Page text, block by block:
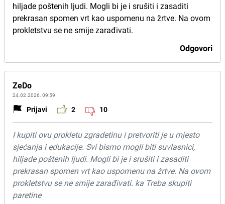
hiljade poštenih ljudi. Mogli bi je i srušiti i zasaditi
prekrasan spomen vrt kao uspomenu na žrtve. Na ovom
prokletstvu se ne smije zarađivati.
Odgovori
ZeDo
24.02.2026. 09:59
Prijavi 2 10
I kupiti ovu prokletu zgradetinu i pretvoriti je u mjesto
sjećanja i edukacije. Svi bismo mogli biti suvlasnici,
hiljade poštenih ljudi. Mogli bi je i srušiti i zasaditi
prekrasan spomen vrt kao uspomenu na žrtve. Na ovom
prokletstvu se ne smije zarađivati. ka Treba skupiti
paretine